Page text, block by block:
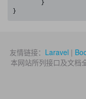
}
友情链接： Laravel |
本网站所列接口及文档